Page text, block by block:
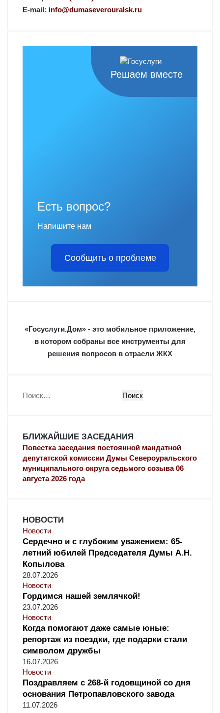
E-mail: info@dumaseverouralsk.ru
Решаем вместе
Есть вопрос?
Напишите нам
Сообщить о проблеме
«Госуслуги.Дом» - это мобильное приложение,
в котором собраны все инструменты для
решения вопросов в отрасли ЖКХ
Н
и
:
БЛИЖАЙШИЕ ЗАСЕДАНИЯ
Повестка заседания постоянной мандатной
депутатской комиссии Думы Североуральского
муниципального округа седьмого созыва 06
августа 2026 года
НОВОСТИ
Новости
Сердечно и с глубоким уважением: 65-
летний юбилей Председателя Думы А.Н.
Копылова
28.07.2026
Новости
Гордимся нашей землячкой!
23.07.2026
Новости
Когда помогают даже самые юные:
репортаж из поездки, где подарки стали
символом дружбы
16.07.2026
Новости
Поздравляем с 268-й годовщиной со дня
основания Петропавловского завода
11.07.2026